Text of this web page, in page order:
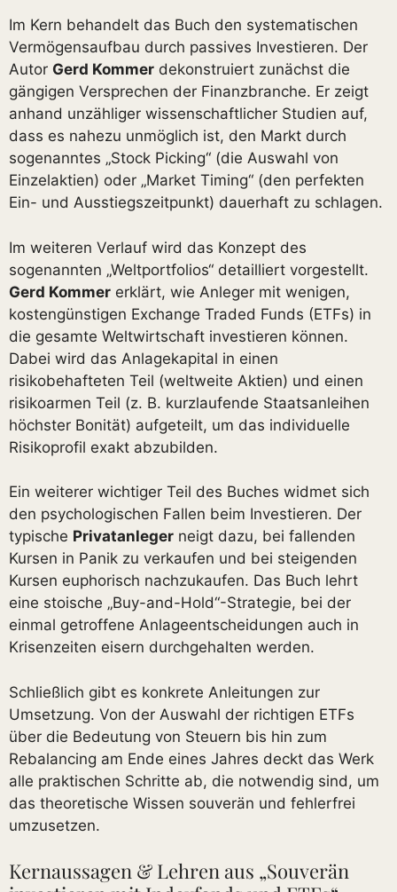
Im Kern behandelt das Buch den systematischen
Vermögensaufbau durch passives Investieren. Der
Autor Gerd Kommer dekonstruiert zunächst die
gängigen Versprechen der Finanzbranche. Er zeigt
anhand unzähliger wissenschaftlicher Studien auf,
dass es nahezu unmöglich ist, den Markt durch
sogenanntes „Stock Picking“ (die Auswahl von
Einzelaktien) oder „Market Timing“ (den perfekten
Ein- und Ausstiegszeitpunkt) dauerhaft zu schlagen.
Im weiteren Verlauf wird das Konzept des
sogenannten „Weltportfolios“ detailliert vorgestellt.
Gerd Kommer erklärt, wie Anleger mit wenigen,
kostengünstigen Exchange Traded Funds (ETFs) in
die gesamte Weltwirtschaft investieren können.
Dabei wird das Anlagekapital in einen
risikobehafteten Teil (weltweite Aktien) und einen
risikoarmen Teil (z. B. kurzlaufende Staatsanleihen
höchster Bonität) aufgeteilt, um das individuelle
Risikoprofil exakt abzubilden.
Ein weiterer wichtiger Teil des Buches widmet sich
den psychologischen Fallen beim Investieren. Der
typische Privatanleger neigt dazu, bei fallenden
Kursen in Panik zu verkaufen und bei steigenden
Kursen euphorisch nachzukaufen. Das Buch lehrt
eine stoische „Buy-and-Hold“-Strategie, bei der
einmal getroffene Anlageentscheidungen auch in
Krisenzeiten eisern durchgehalten werden.
Schließlich gibt es konkrete Anleitungen zur
Umsetzung. Von der Auswahl der richtigen ETFs
über die Bedeutung von Steuern bis hin zum
Rebalancing am Ende eines Jahres deckt das Werk
alle praktischen Schritte ab, die notwendig sind, um
das theoretische Wissen souverän und fehlerfrei
umzusetzen.
Kernaussagen & Lehren aus „Souverän